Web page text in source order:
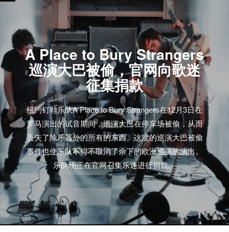
A Place to Bury Strangers
巡演大巴被偷，官网向歌迷
征集捐款
纽约钉鞋乐队A Place to Bury Strangers在12月3日在
罗马演出的试音期间，巡演大巴在停车场被偷，从而
丢失了除乐器外的所有的东西。这次的巡演大巴被偷
事件也使乐队不得不取消了余下的欧洲巡演的演出。
乐队现正在官网召集乐迷进行捐款。